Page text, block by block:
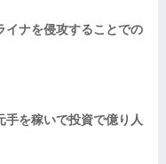
イナを侵攻することでの
手を稼いで投資で億り人